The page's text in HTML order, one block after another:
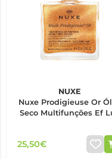
NUXE
Nuxe Prodigieuse Or
Seco Multifunções Ef
25,50€